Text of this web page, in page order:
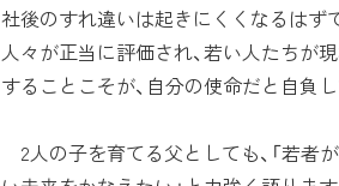
社後のすれ違いは起きにくくなるはず
人々が正当に評価され、若い人たちが
することこそが、自分の使命だと自負し
2人の子を育てる父としても、「若者